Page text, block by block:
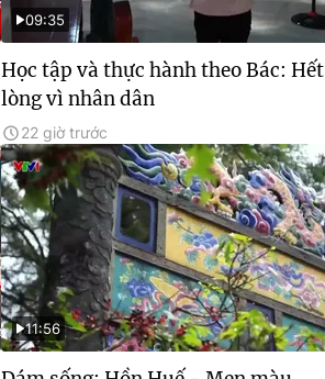
09:35
Học tập và thực hành theo Bác: Hết
lòng vì nhân dân
22 giờ trước
11:56